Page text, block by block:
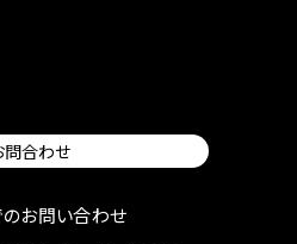
問合わせ
お問い合わせ